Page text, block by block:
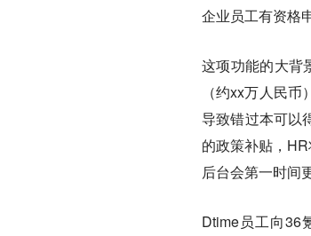
企业员工有资格
这项功能的大背
（约xx万人民
导致错过本可以
的政策补贴，
后台会第一时间
Dtime员工向36